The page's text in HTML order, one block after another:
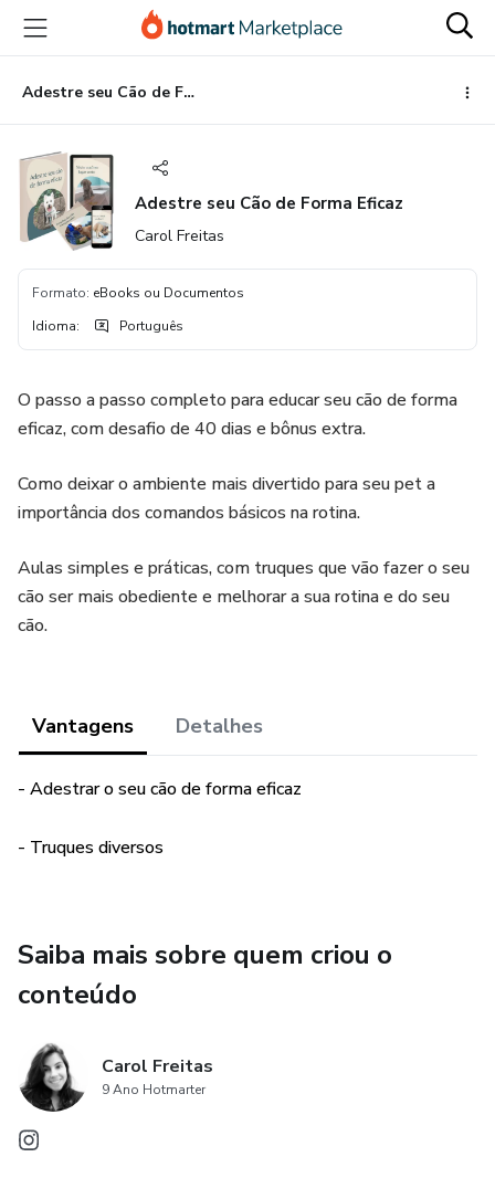
para
conteúdo
principal
para
pagamento
para
rodapé
Adestre seu Cão de Forma Eficaz
Adestre seu Cão de Forma Eficaz
Carol Freitas
Formato: eBooks ou Documentos
Idioma: Português
O passo a passo completo para educar seu cão de forma
eficaz, com desafio de 40 dias e bônus extra.
Como deixar o ambiente mais divertido para seu pet a
importância dos comandos básicos na rotina.
Aulas simples e práticas, com truques que vão fazer o seu
cão ser mais obediente e melhorar a sua rotina e do seu
cão.
Vantagens Detalhes
- Adestrar o seu cão de forma eficaz
- Truques diversos
Saiba mais sobre quem criou o
conteúdo
Carol Freitas
9 Ano Hotmarter